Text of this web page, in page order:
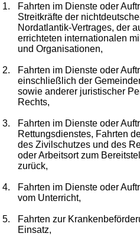
1.
Fahrten im Dienste oder
Streitkräfte der
Nordatlantik-Vertrages, der
errichteten internationalen
und Organisationen,
2.
Fahrten im Dienste oder
einschließlich der
sowie anderer juristischer
Rechts,
3.
Fahrten im Dienste oder
Rettungsdienstes, Fahrten
des Zivilschutzes und des
oder Arbeitsort zum
zurück,
4.
Fahrten im Dienste oder
vom Unterricht,
5.
Fahrten zur
Einsatz,